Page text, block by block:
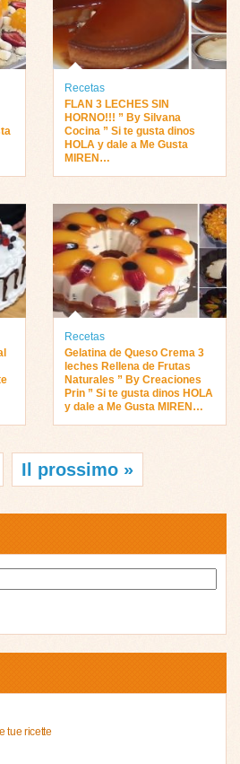
Recetas
FLAN 3 LECHES SIN
HORNO!!! ” By Silvana
Cocina ” Si te gusta dinos
HOLA y dale a Me Gusta
MIREN…
Recetas
Gelatina de Queso Crema 3
leches Rellena de Frutas
Naturales ” By Creaciones
Prin ” Si te gusta dinos HOLA
y dale a Me Gusta MIREN…
Il prossimo »
tue ricette